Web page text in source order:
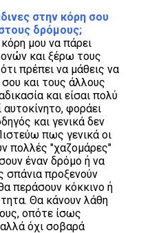
στην κόρη σου
δρόμους;
μου να πάρει
και ξέρω τους
πρέπει να μάθεις να
και τους άλλους
και είσαι πολύ
φοράει
και γενικά δεν
πως γενικά οι
πολλές "χαζομάρες"
έναν δρόμο ή να
σπάνια προξενούν
περάσουν κόκκινο ή
Θα κάνουν λάθη
οπότε ίσως
όχι σοβαρά